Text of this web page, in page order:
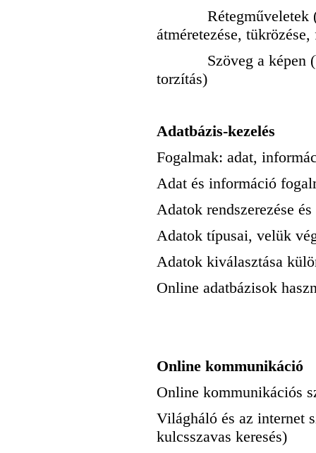
Rétegműveletek
átméretezése,
Szöveg a képen
torzítás)
Adatbázis-kezelés
Fogalmak: adat,
Adat és információ
Adatok rendszerezése és
Adatok típusai, velük
Adatok kiválasztása
Online adatbázisok
Online kommunikáció
Online kommunikációs
Világháló és az internet
kulcsszavas keresés)